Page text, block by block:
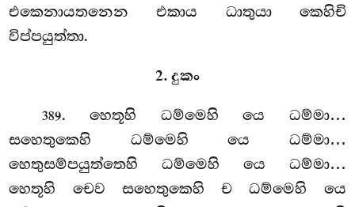
එකෙනායතනෙන එකාය ධාතුයා කෙහිචි
විප්පයුත්තා.
2. දුකං
389. හෙතූහි ධම්මෙහි යෙ ධම්මා…
සහෙතුකෙහි ධම්මෙහි යෙ ධම්මා…
හෙතුසම්පයුත්තෙහි ධම්මෙහි යෙ ධම්මා…
හෙතූහි චෙව සහෙතුකෙහි ච ධම්මෙහි යෙ